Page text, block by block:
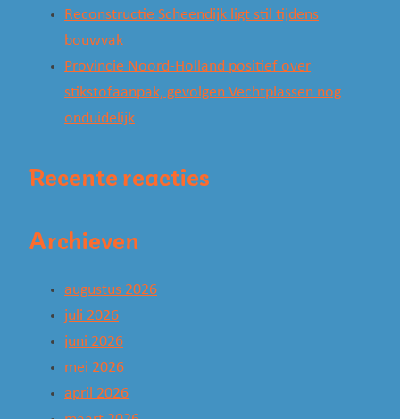
Reconstructie Scheendijk ligt stil tijdens
bouwvak
Provincie Noord-Holland positief over
stikstofaanpak, gevolgen Vechtplassen nog
onduidelijk
Recente reacties
Archieven
augustus 2026
juli 2026
juni 2026
mei 2026
april 2026